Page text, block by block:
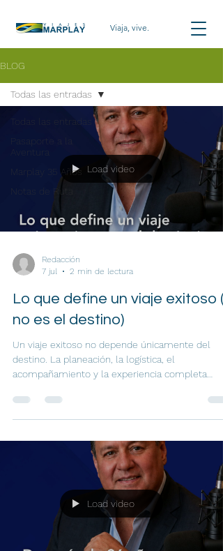
Viaja, vive.
BLOG
Todas las entradas
Pasaporte a la
Aventura
Marplay 35 Años
Notas de Ruta
Todas las entradas
Load video
Redacción
7 jul
2 min de lectura
Lo que define un viaje exitoso
no es el destino)
Un viaje exitoso no depende únicamente del
destino. La planeación, la logística, el
acompañamiento y la experiencia completa
Este artículo reflexiona sobre los elementos que
realmente hacen memorable un viaje y por qué
Load video